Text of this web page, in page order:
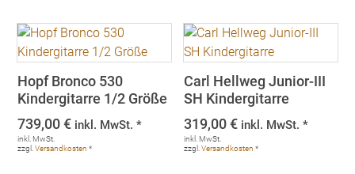
Hopf Bronco 530
Kindergitarre 1/2 Größe
739,00€ inkl. MwSt. *
inkl. MwSt.
zzgl.Versandkosten *
Carl Hellweg Junior-III
SH Kindergitarre
319,00€ inkl. MwSt. *
inkl. MwSt.
zzgl.Versandkosten *